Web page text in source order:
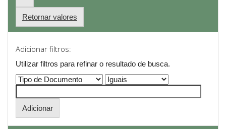
Retornar valores
Adicionar filtros:
Utilizar filtros para refinar o resultado de busca.